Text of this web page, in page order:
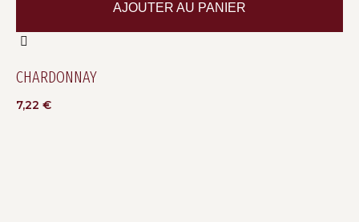
CHARDONNAY
7,22 €
AJOUTER AU PANIER